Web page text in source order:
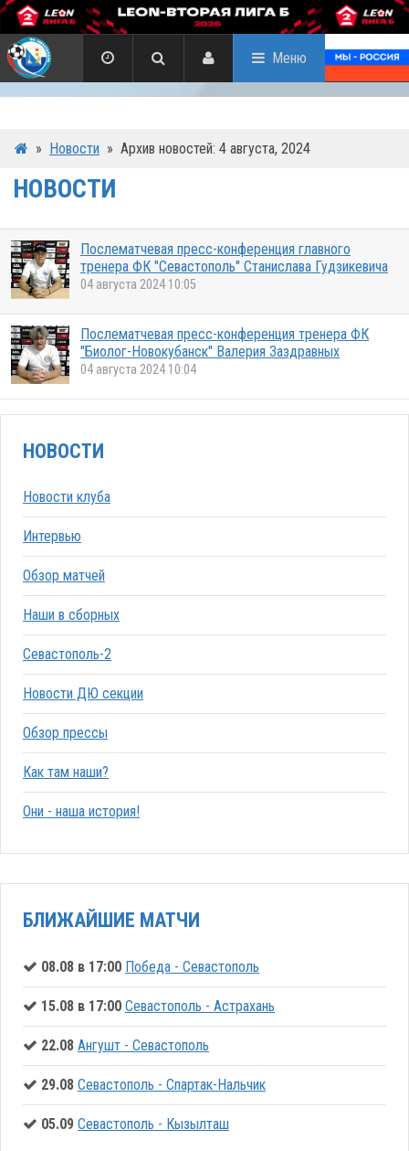
Меню
» Новости » Архив новостей: 4 августа, 2024
НОВОСТИ
Послематчевая пресс-конференция главного
тренера ФК "Севастополь" Станислава Гудзикевича
04 августа 2024 10:05
Послематчевая пресс-конференция тренера ФК
"Биолог-Новокубанск" Валерия Заздравных
04 августа 2024 10:04
НОВОСТИ
Новости клуба
Интервью
Обзор матчей
Наши в сборных
Севастополь-2
Новости ДЮ секции
Обзор прессы
Как там наши?
Они - наша история!
БЛИЖАЙШИЕ МАТЧИ
08.08 в 17:00 Победа - Севастополь
15.08 в 17:00 Севастополь - Астрахань
22.08 Ангушт - Севастополь
29.08 Севастополь - Спартак-Нальчик
05.09 Севастополь - Кызылташ